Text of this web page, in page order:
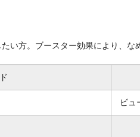
い方。ブースター効果により、な
ビュ